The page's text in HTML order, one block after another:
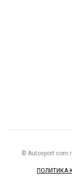
©
ПОЛИТИКА